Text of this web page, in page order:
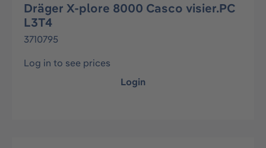
Dräger X-plore 8000 Casco visier.PC
L3T4
3710795
Log in to see prices
Login